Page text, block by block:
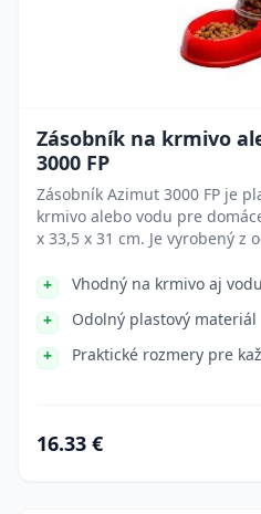
Zásobník na krmivo
3000 FP
Zásobník Azimut 3000 FP je
krmivo alebo vodu pre
x 33,5 x 31 cm. Je vyrobený z
Vhodný na krmivo aj vodu
Odolný plastový materiál
Praktické rozmery pre
16.33 €